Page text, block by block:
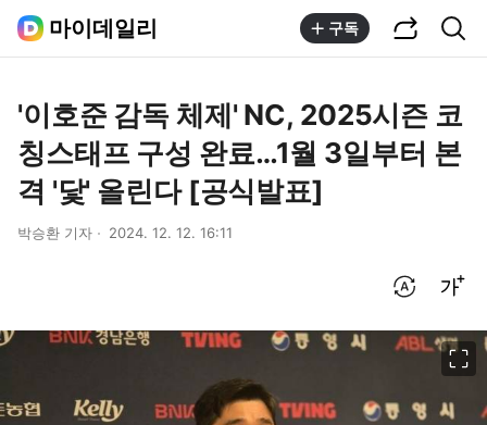
마이데일리 구독
'이호준 감독 체제' NC, 2025시즌 코
칭스태프 구성 완료…1월 3일부터 본
격 '닻' 올린다 [공식발표]
박승환 기자 2024. 12. 12. 16:11